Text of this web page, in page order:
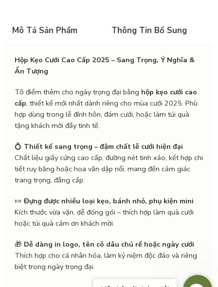
Mô Tả Sản Phẩm Thông Tin Bổ Sung
Hộp Kẹo Cưới Cao Cấp 2025 – Sang Trọng, Ý Nghĩa &
Ấn Tượng
Tô điểm thêm cho ngày trọng đại bằng hộp kẹo cưới cao
cấp, thiết kế mới nhất dành riêng cho mùa cưới 2025. Phù
hợp dùng trong lễ đính hôn, đám cưới, hoặc làm túi quà
tặng khách mời đầy tinh tế.
💍 Thiết kế sang trọng – đậm chất lễ cưới hiện đại
Chất liệu giấy cứng cao cấp, đường nét tinh xảo, kết hợp chi
tiết ruy băng hoặc hoa văn dập nổi, mang đến cảm giác
trang trọng, đẳng cấp.
🍬Đựng được nhiều loại kẹo, bánh nhỏ, phụ kiện mini
Kích thước vừa vặn, dễ đóng gói – thích hợp làm quà cưới
hoặc túi quà cảm ơn khách mời.
🎁 Dễ dàng in logo, tên cô dâu chú rể hoặc ngày cưới
Thích hợp cho cá nhân hóa, làm kỷ niệm độc đáo và riêng
biệt trong ngày trọng đại.